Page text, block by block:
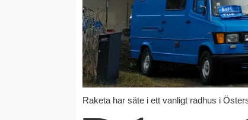
Raketa har säte i ett vanligt radhus i